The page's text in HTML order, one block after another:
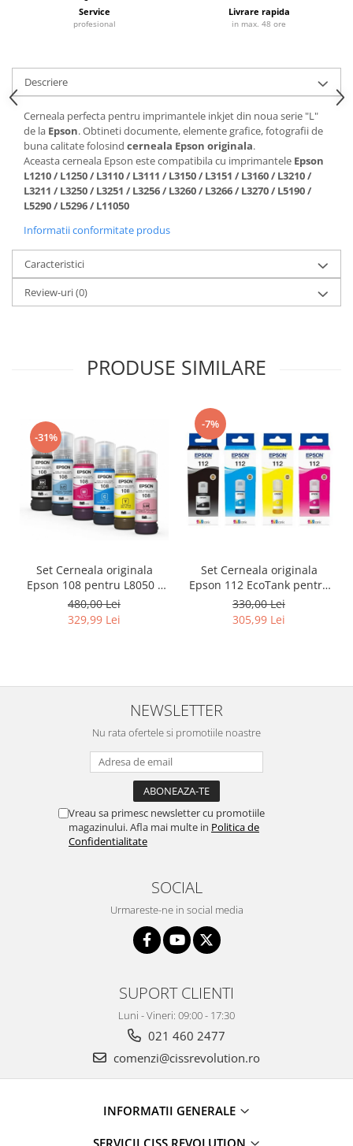
Service
profesional
Livrare rapida
in max. 48 ore
Descriere
Cerneala perfecta pentru imprimantele inkjet din noua serie "L"
de la Epson. Obtineti documente, elemente grafice, fotografii de
buna calitate folosind cerneala Epson originala.
Aceasta cerneala Epson este compatibila cu imprimantele Epson
L1210 / L1250 / L3110 / L3111 / L3150 / L3151 / L3160 / L3210 /
L3211 / L3250 / L3251 / L3256 / L3260 / L3266 / L3270 / L5190 /
L5290 / L5296 / L11050
Informatii conformitate produs
Caracteristici
Review-uri(0)
PRODUSE SIMILARE
-31%
Set Cerneala originala
Epson 108 pentru L8050 /
L18050
480,00 Lei
329,99 Lei
-7%
Set Cerneala originala
Epson 112 EcoTank pentru
L6460, L6490, L6550, L6570,
L6580, L11160, L15150,
L15160, L15180
330,00 Lei
305,99 Lei
NEWSLETTER
Nu rata ofertele si promotiile noastre
Vreau sa primesc newsletter cu promotiile
magazinului. Afla mai multe in Politica de
Confidentialitate
SOCIAL
Urmareste-ne in social media
SUPORT CLIENTI
Luni - Vineri: 09:00 - 17:30
021 460 2477
comenzi@cissrevolution.ro
INFORMATII GENERALE
SERVICII CISS REVOLUTION